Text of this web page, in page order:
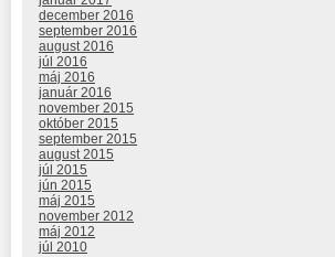
december 2016
september 2016
august 2016
júl 2016
máj 2016
január 2016
november 2015
október 2015
september 2015
august 2015
júl 2015
jún 2015
máj 2015
november 2012
máj 2012
júl 2010